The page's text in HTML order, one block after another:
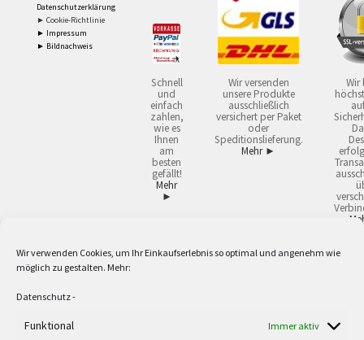
Wir verwenden Cookies, um Ihr Einkaufserlebnis so optimal und angenehm wie
möglich zu gestalten. Mehr:
Datenschutz-
Funktional Immer aktiv
Datenschutzerklärung
► Cookie-Richtlinie
► Impressum
► Bildnachweis
Schnell
und
einfach
zahlen,
wie es
Ihnen
am
besten
gefällt!
Mehr
►
Wir versenden
unsere Produkte
ausschließlich
versichert per Paket
oder
Speditionslieferung.
Mehr ►
Wir
2 Lieferzeiten gelten mit Express-24.
Versandkostenfrei ab 59,90 € Nettowarenwert. Inseln ausgenommen. Unsere
Berufe zur Verwendung in der selbständigen, beruflichen oder gewerblichen